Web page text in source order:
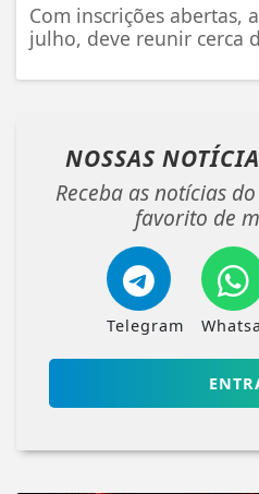
Com inscrições abertas,
julho, deve reunir cerca
NOSSAS
Receba as notícias
favorito de
Telegram